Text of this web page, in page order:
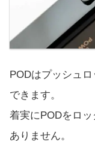
PODはプッシュ
できます。
着実にPODをロ
ありません。